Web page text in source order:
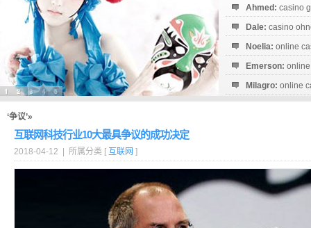
Ahmed: casino
Dale: casino
Noelia: online
Emerson:
Milagro: online
‘争议’»
互联网科技行业10大最具争议的成功决定
2018-04-12 | 所属分类 [ 互联网 ]